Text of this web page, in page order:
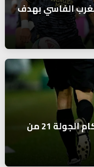
الفاسي بهدف
العصبة الإحترافية تكشف حكام الجولة 21 من